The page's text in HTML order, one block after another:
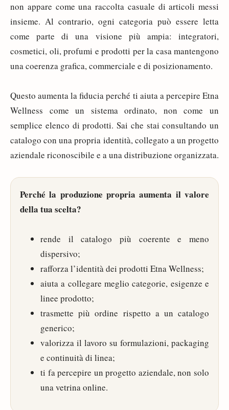
non appare come una raccolta casuale di articoli messi
insieme. Al contrario, ogni categoria può essere letta
come parte di una visione più ampia: integratori,
cosmetici, oli, profumi e prodotti per la casa mantengono
una coerenza grafica, commerciale e di posizionamento.
Questo aumenta la fiducia perché ti aiuta a percepire Etna
Wellness come un sistema ordinato, non come un
semplice elenco di prodotti. Sai che stai consultando un
catalogo con una propria identità, collegato a un progetto
aziendale riconoscibile e a una distribuzione organizzata.
Perché la produzione propria aumenta il valore
della tua scelta?
rende il catalogo più coerente e meno
dispersivo;
rafforza l’identità dei prodotti Etna Wellness;
aiuta a collegare meglio categorie, esigenze e
linee prodotto;
trasmette più ordine rispetto a un catalogo
generico;
valorizza il lavoro su formulazioni, packaging
e continuità di linea;
ti fa percepire un progetto aziendale, non solo
una vetrina online.